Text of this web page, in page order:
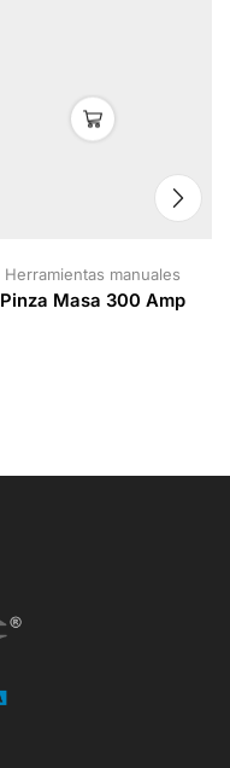
Herramientas manuales
Pinza Masa 300 Amp